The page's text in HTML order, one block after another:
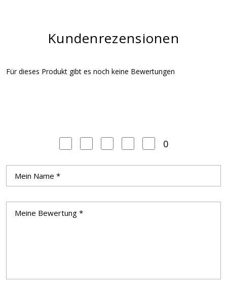
Kundenrezensionen
Für dieses Produkt gibt es noch keine Bewertungen
0